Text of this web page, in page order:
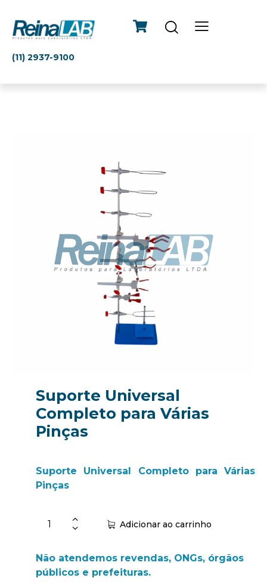
(11) 2937-9100
Suporte Universal
Completo para Várias
Pinças
Suporte Universal Completo para Várias
Pinças
Adicionar ao carrinho
Não atendemos revendas, ONGs, órgãos
públicos e prefeituras.